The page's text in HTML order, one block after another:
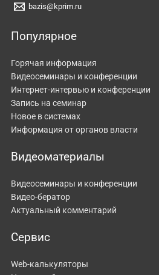
bazis@kprim.ru
Популярное
Горячая информация
Видеосеминары и конференции
Интернет-интервью и конференции
Запись на семинар
Новое в системах
Информация от органов власти
Видеоматериалы
Видеосеминары и конференции
Видео-бератор
Актуальный комментарий
Сервис
Web-калькуляторы